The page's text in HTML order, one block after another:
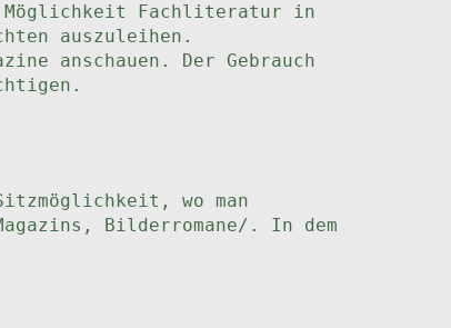
Möglichkeit Fachliteratur in
auszuleihen.
anschauen. Der Gebrauch
wo man
Bilderromane/. In dem